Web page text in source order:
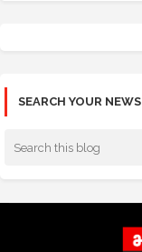
SEARCH YOUR NEWS